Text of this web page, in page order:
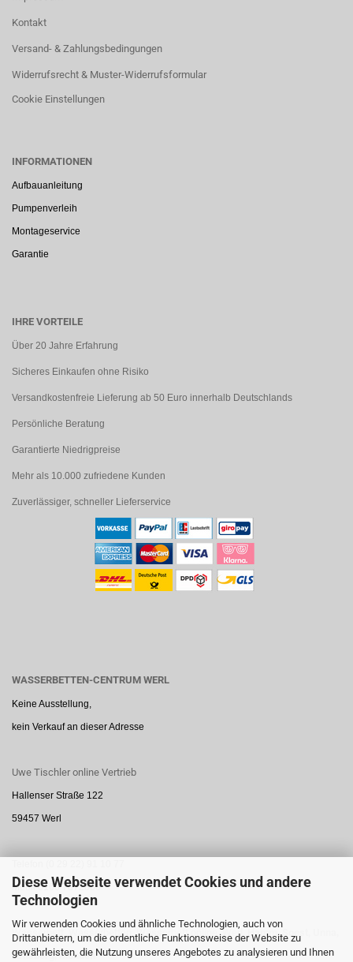
Diese Webseite verwendet Cookies und andere
Technologien
Wir verwenden Cookies und ähnliche Technologien, auch von
Drittanbietern, um die ordentliche Funktionsweise der Website zu
gewährleisten, die Nutzung unseres Angebotes zu analysieren und Ihnen
Kontakt
Versand- & Zahlungsbedingungen
Widerrufsrecht & Muster-Widerrufsformular
Cookie Einstellungen
INFORMATIONEN
Aufbauanleitung
Pumpenverleih
Montageservice
Garantie
IHRE VORTEILE
Über 20 Jahre Erfahrung
Sicheres Einkaufen ohne Risiko
Versandkostenfreie Lieferung ab 50 Euro innerhalb Deutschlands
Persönliche Beratung
Garantierte Niedrigpreise
Mehr als 10.000 zufriedene Kunden
Zuverlässiger, schneller Lieferservice
WASSERBETTEN-CENTRUM WERL
Keine Ausstellung,
kein Verkauf an dieser Adresse
Uwe Tischler online Vertrieb
Hallenser Straße 122
59457 Werl
Mobil 0160 7872888
Wasserbett, Wasserbetten, Wasserbett online, Werl, Hamm,
Arnsberg, Menden